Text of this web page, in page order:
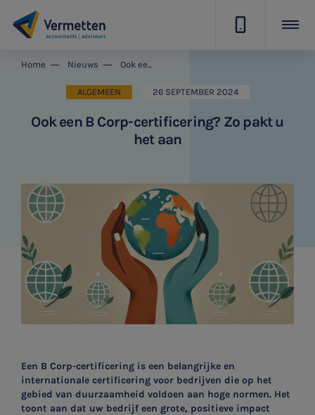
Home Nieuws Ook een B Corp-certificering? Zo pakt u het aan
ALGEMEEN 26 SEPTEMBER 2024
Ook een B Corp-certificering? Zo pakt u
het aan
Een B Corp-certificering is een belangrijke en
internationale certificering voor bedrijven die op het
gebied van duurzaamheid voldoen aan hoge normen. Het
toont aan dat uw bedrijf een grote, positieve impact